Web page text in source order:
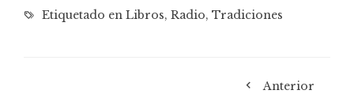
Etiquetado en Libros, Radio, Tradiciones
Anterior